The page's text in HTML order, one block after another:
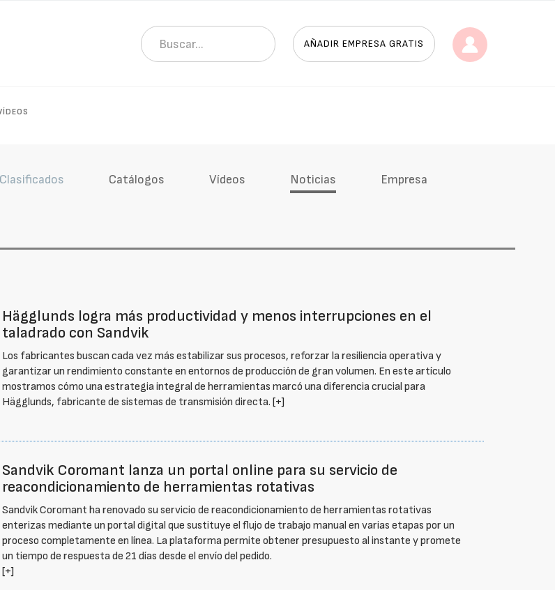
AÑADIR EMPRESA GRATIS
Clasificados Catálogos Vídeos Noticias Empresa
Hägglunds logra más productividad y menos interrupciones en el
taladrado con Sandvik
Los fabricantes buscan cada vez más estabilizar sus procesos, reforzar la resiliencia operativa y
garantizar un rendimiento constante en entornos de producción de gran volumen. En este artículo
mostramos cómo una estrategia integral de herramientas marcó una diferencia crucial para
Hägglunds, fabricante de sistemas de transmisión directa.[+]
Sandvik Coromant lanza un portal online para su servicio de
reacondicionamiento de herramientas rotativas
Sandvik Coromant ha renovado su servicio de reacondicionamiento de herramientas rotativas
enterizas mediante un portal digital que sustituye el flujo de trabajo manual en varias etapas por un
proceso completamente en línea. La plataforma permite obtener presupuesto al instante y promete
un tiempo de respuesta de 21 días desde el envío del pedido.
[+]